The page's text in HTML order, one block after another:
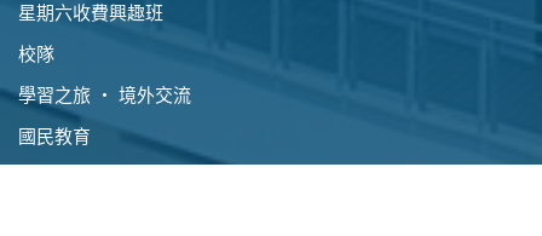
星期六收費興趣班
校隊
學習之旅 ‧ 境外交流
國民教育